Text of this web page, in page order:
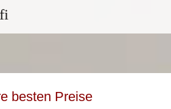
besten Preise